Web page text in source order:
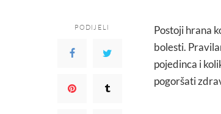
PODIJELI
Postoji hrana
bolesti.
pojedinca i
pogoršati